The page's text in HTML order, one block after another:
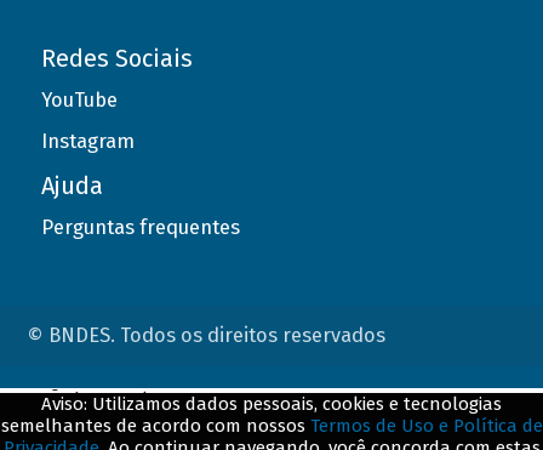
Redes Sociais
YouTube
Instagram
Ajuda
Perguntas frequentes
© BNDES. Todos os direitos reservados
Aviso: Utilizamos dados pessoais, cookies e tecnologias
semelhantes de acordo com nossos Termos de Uso e Política de
ConteÃºdo complementar
${title}${badge}